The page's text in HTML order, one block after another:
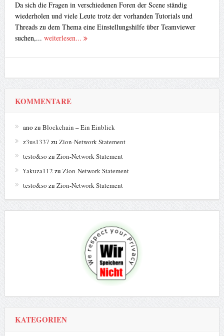
Da sich die Fragen in verschiedenen Foren der Scene ständig
wiederholen und viele Leute trotz der vorhanden Tutorials und
Threads zu dem Thema eine Einstellungshilfe über Teamviewer
suchen,... weiterlesen...
KOMMENTARE
ano zu Blockchain – Ein Einblick
z3us1337 zu Zion-Network Statement
testo&so zu Zion-Network Statement
¥akuza112 zu Zion-Network Statement
testo&so zu Zion-Network Statement
KATEGORIEN